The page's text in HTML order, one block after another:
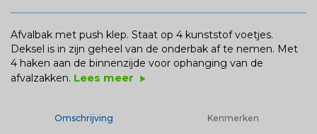
Afvalbak met push klep. Staat op 4 kunststof voetjes.
Deksel is in zijn geheel van de onderbak af te nemen. Met
4 haken aan de binnenzijde voor ophanging van de
afvalzakken. Lees meer play_arrow
Omschrijving Kenmerken